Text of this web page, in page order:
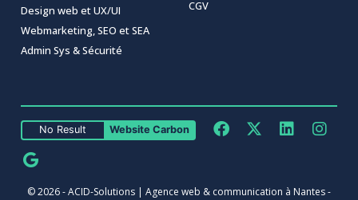
Design web et UX/UI
Webmarketing, SEO et SEA
Admin Sys & Sécurité
CGV
©2026 ACID-Solutions
Agence web & communication à Nantes
No Result Website Carbon